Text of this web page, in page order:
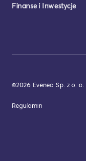
Finanse i Inwestycje
©2026 Evenea Sp. z o. o.
Regulamin